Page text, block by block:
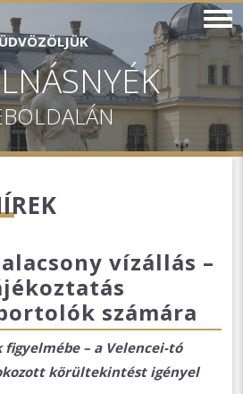
vízállás –
számára
figyelmébe – a Velencei-tó
körültekintést igényel